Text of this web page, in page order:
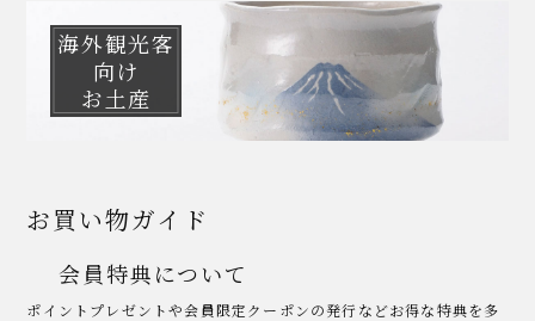
海外観光客
向け
お土産
お買い物ガイド
会員特典について
ポイントプレゼントや会員限定クーポンの発行などお得な特典を多